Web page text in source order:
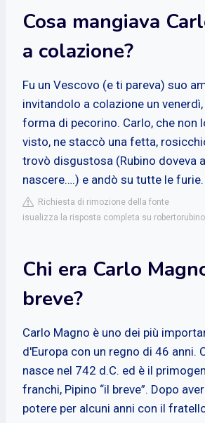
Cosa mangiava
a colazione?
Fu un Vescovo (e ti pareva) suo
invitandolo a colazione un
forma di pecorino. Carlo, che non
visto, ne staccò una fetta,
trovò disgustosa (Rubino doveva
nascere….) e andò su tutte le furie.
Richiesta di rimozione della fonte
isualizza la risposta completa su
Chi era Carlo
breve?
Carlo Magno è uno dei più
d'Europa con un regno di 46 anni.
nasce nel 742 d.C. ed è il
franchi, Pipino “il breve”. Dopo
potere per alcuni anni con il